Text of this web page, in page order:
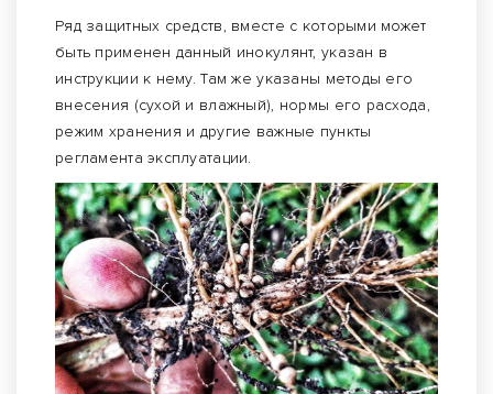
Ряд защитных средств, вместе с которыми может
быть применен данный инокулянт, указан в
инструкции к нему. Там же указаны методы его
внесения (сухой и влажный), нормы его расхода,
режим хранения и другие важные пункты
регламента эксплуатации.